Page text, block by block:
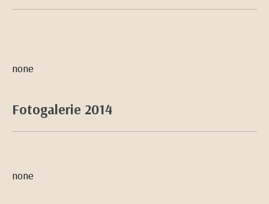
none
Fotogalerie 2014
none